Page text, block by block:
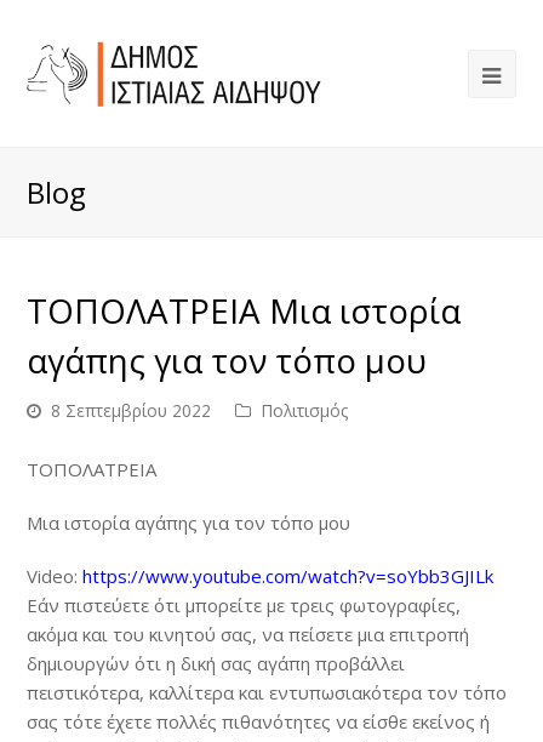
Blog
ΤΟΠΟΛΑΤΡΕΙΑ Μια ιστορία
αγάπης για τον τόπο μου
8 Σεπτεμβρίου 2022 Πολιτισμός
ΤΟΠΟΛΑΤΡΕΙΑ
Μια ιστορία αγάπης για τον τόπο μου
Video:https://www.youtube.com/watch?v=soYbb3GJILk
Εάν πιστεύετε ότι μπορείτε με τρεις φωτογραφίες,
ακόμα και του κινητού σας, να πείσετε μια επιτροπή
δημιουργών ότι η δική σας αγάπη προβάλλει
πειστικότερα, καλλίτερα και εντυπωσιακότερα τον τόπο
σας τότε έχετε πολλές πιθανότητες να είσθε εκείνος ή